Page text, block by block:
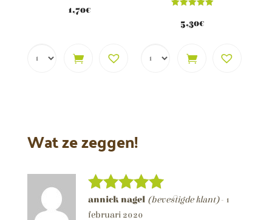
5.00
van 5
1,70€
5.00
van 5
5,30€
Wat ze zeggen!
Score5
annick nagel (bevestigde klant) - 1
februari 2020